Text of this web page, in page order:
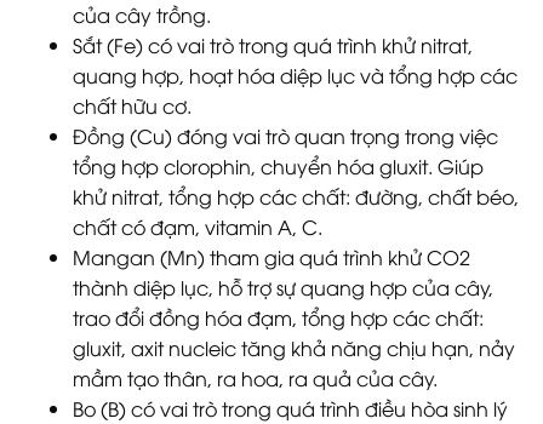
của cây trồng.
Sắt (Fe) có vai trò trong quá trình khử nitrat,
quang hợp, hoạt hóa diệp lục và tổng hợp các
chất hữu cơ.
Đồng (Cu) đóng vai trò quan trọng trong việc
tổng hợp clorophin, chuyển hóa gluxit. Giúp
khử nitrat, tổng hợp các chất: đường, chất béo,
chất có đạm, vitamin A, C.
Mangan (Mn) tham gia quá trình khử CO2
thành diệp lục, hỗ trợ sự quang hợp của cây,
trao đổi đồng hóa đạm, tổng hợp các chất:
gluxit, axit nucleic tăng khả năng chịu hạn, nảy
mầm tạo thân, ra hoa, ra quả của cây.
Bo (B) có vai trò trong quá trình điều hòa sinh lý